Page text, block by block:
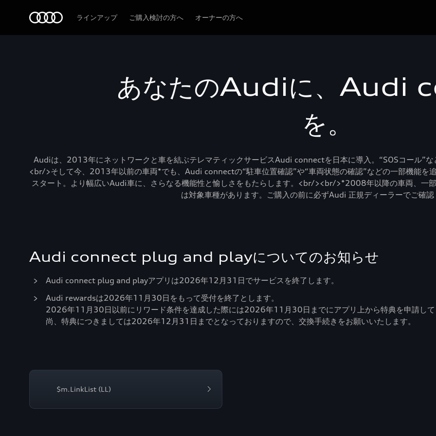
ラインアップ ご購入検討の方へ オーナーの方へ
あなたのAudiに、Audi
を。
Audiは、2013年にネットワークと車を結ぶテレマティックサービスAudi connectを日本に導入。“SOSコール”な
<br/>そして今、2013年以前の車両*でも、Audi connectの“駐車位置確認”や“車両状態の確認”などの一部機能
スタート。より幅広いAudi車に、さらなる機能性と愉しさをもたらします。<br/><br/>*2008年以降の車両、
は対象車種があります。ご購入の前に必ずAudi 正規ディーラーでご確認
Audi connect plug and playについてのお知らせ
Audi connect plug and playアプリは2026年12月31日でサービスを終了します。
Audi rewardsは2026年11月30日をもって受付を終了とします。
2026年11月30日以前にリワード条件を達成した際には2026年11月30日までにアプリ上から特典を申請して
尚、特典につきましては2026年12月31日までとなっておりますので、交換手続きをお願いいたします。
$m.LinkList (LL)